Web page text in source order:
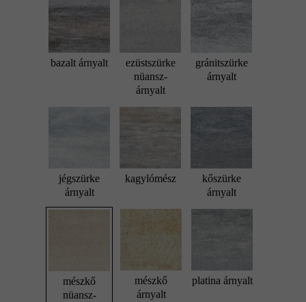
bazalt árnyalt
ezüstszürke
nüansz-
árnyalt
gránitszürke
árnyalt
jégszürke
árnyalt
kagylómész
kőszürke
árnyalt
mészkő
nüansz-
mészkő
árnyalt
platina árnyalt